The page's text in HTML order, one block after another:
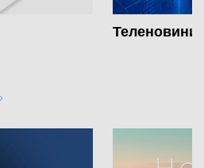
Теленовини